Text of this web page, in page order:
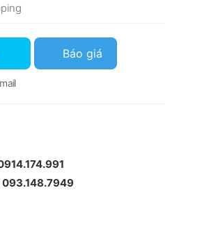
LaserJet Toner Cartridge (CB380A)
Báo giá
093.148.7949